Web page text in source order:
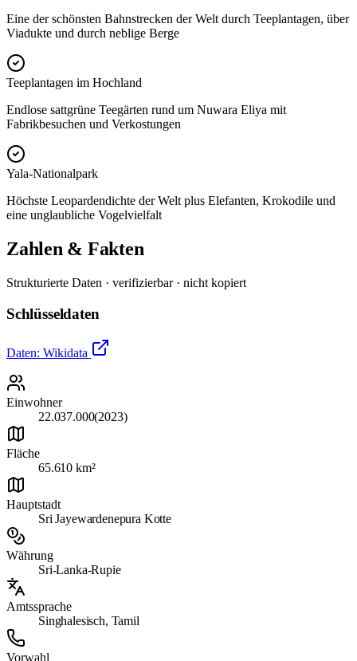
Eine der schönsten Bahnstrecken der Welt durch Teeplantagen, über
Viadukte und durch neblige Berge
Teeplantagen im Hochland
Endlose sattgrüne Teegärten rund um Nuwara Eliya mit
Fabrikbesuchen und Verkostungen
Yala-Nationalpark
Höchste Leopardendichte der Welt plus Elefanten, Krokodile und
eine unglaubliche Vogelvielfalt
Zahlen & Fakten
Strukturierte Daten · verifizierbar · nicht kopiert
Schlüsseldaten
Daten: Wikidata
Einwohner
22.037.000(2023)
Fläche
65.610 km²
Hauptstadt
Sri Jayewardenepura Kotte
Währung
Sri-Lanka-Rupie
Amtssprache
Singhalesisch, Tamil
Vorwahl